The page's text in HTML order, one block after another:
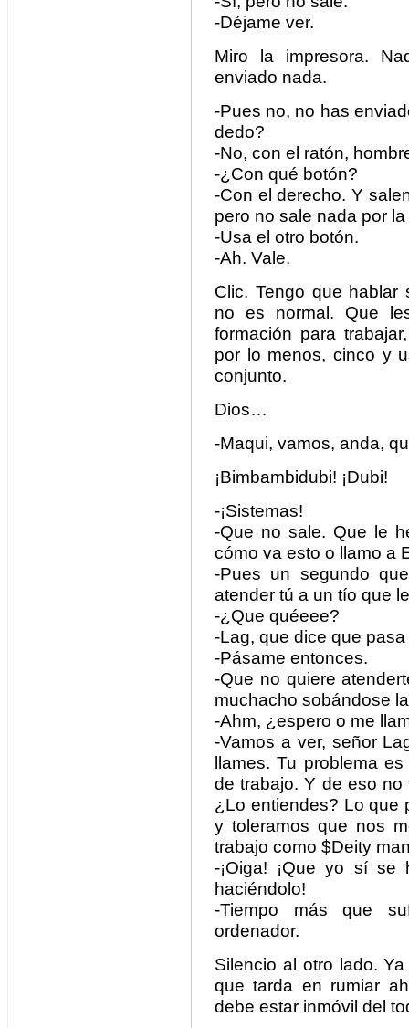
-Déjame ver.
Miro la impresora.
enviado nada.
-Pues no, no has
dedo?
-No, con el ratón,
-¿Con qué botón?
-Con el derecho. Y
pero no sale nada por
-Usa el otro botón.
-Ah. Vale.
Clic. Tengo que hablar
no es normal. Que
formación para
por lo menos, cinco y
conjunto.
Dios…
-Maqui, vamos, anda,
¡Bimbambidubi! ¡Dubi!
-¡Sistemas!
-Que no sale. Que le
cómo va esto o llamo a
-Pues un segundo
atender tú a un tío que
-¿Que quéeee?
-Lag, que dice que
-Pásame entonces.
-Que no quiere
muchacho sobándose
-Ahm, ¿espero o me
-Vamos a ver, señor
llames. Tu problema
de trabajo. Y de eso
¿Lo entiendes? Lo que
y toleramos que nos
trabajo como $Deity
-¡Oiga! ¡Que yo sí se
haciéndolo!
-Tiempo más que
ordenador.
Silencio al otro lado.
que tarda en rumiar
debe estar inmóvil del